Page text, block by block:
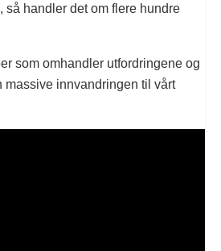
så handler det om flere hundre
som omhandler utfordringene og
massive innvandringen til vårt